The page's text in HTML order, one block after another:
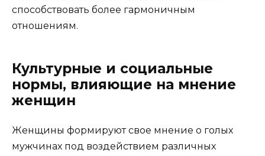
способствовать более гармоничным
отношениям.
Культурные и социальные
нормы, влияющие на мнение
женщин
Женщины формируют свое мнение о голых
мужчинах под воздействием различных